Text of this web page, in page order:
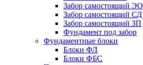
Забор самостоящий ЭО
Забор самостоящий СД
Забор самостоящий ЗП
Фyндамент под забор
Фундаментные блоки
Блоки ФЛ
Блоки ФБС